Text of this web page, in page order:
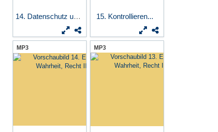
14. Datenschutz und... 15. Kontrollieren...
MP3 MP3